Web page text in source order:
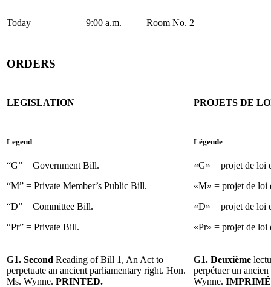
Today 9:00 a.m. Room No. 2
ORDERS
LEGISLATION PROJETS DE
Legend
“G” = Government Bill.
“M” = Private Member’s Public Bill.
“D” = Committee Bill.
“Pr” = Private Bill.
Légende
«G» = projet de loi
«M» = projet de loi
«D» = projet de loi
«Pr» = projet de loi
G1. Second Reading of Bill 1, An Act to
perpetuate an ancient parliamentary right. Hon.
Ms. Wynne. PRINTED.
G1. Deuxième
perpétuer un
Wynne.